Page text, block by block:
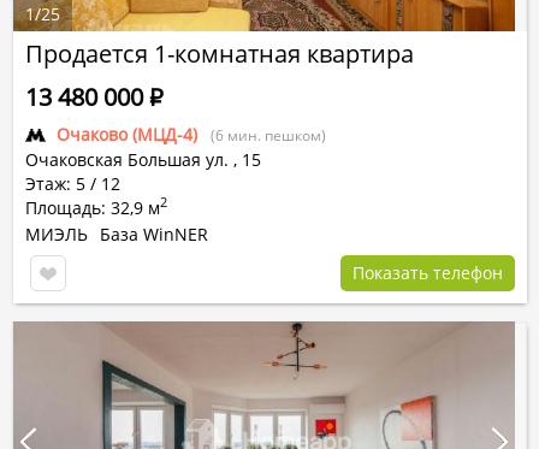
Продается 1-комнатная квартира
Очаково (МЦД-4) (6 мин. пешком)
Очаковская Большая ул. , 15
Этаж: 5 / 12
Площадь: 32,9 м2
13 480 000Р
МИЭЛЬ База WinNER
Показать телефон
1/25